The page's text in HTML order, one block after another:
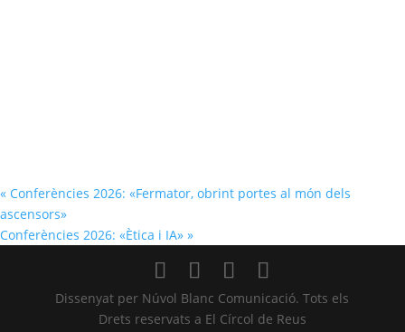
« Conferències 2026: «Fermator, obrint portes al món dels
ascensors»
Conferències 2026: «Ètica i IA» »
Dissenyat per Núvol Blanc Comunicació. Tots els
Drets reservats a El Círcol de Reus